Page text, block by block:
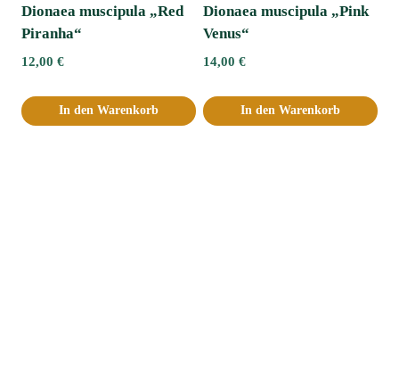
Dionaea muscipula „Red
Piranha“
12,00 €
In den Warenkorb
Dionaea muscipula „Pink
Venus“
14,00 €
In den Warenkorb